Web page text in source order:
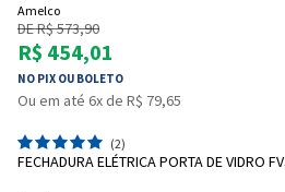
Amelco
DE R$ 573,90
R$ 454,01
NO PIX OU BOLETO
Ou em até 6x de R$ 79,65
(2)
FECHADURA ELÉTRICA PORTA DE VIDRO